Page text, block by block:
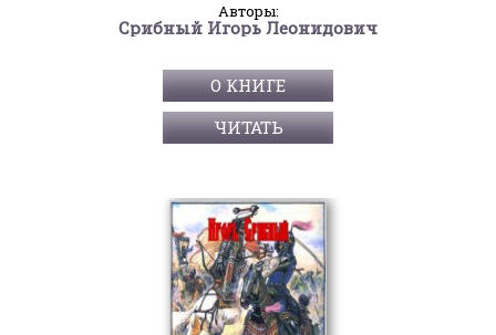
Авторы:
Срибный Игорь Леонидович
О КНИГЕ
ЧИТАТЬ